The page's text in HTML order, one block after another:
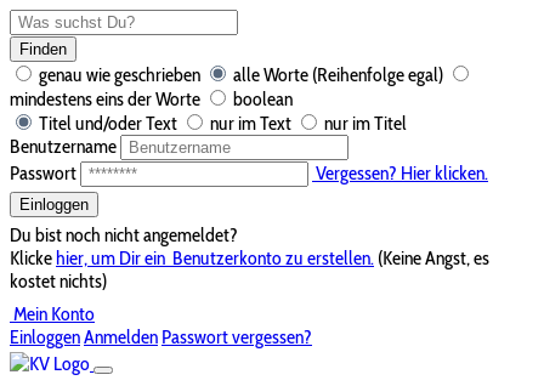
Finden
genau wie geschrieben
alle Worte (Reihenfolge egal)
mindestens eins der Worte
boolean
Titel und/oder Text
nur im Text
nur im Titel
Benutzername
Passwort
Vergessen? Hier klicken.
Einloggen
Du bist noch nicht angemeldet?
Klickehier, um Dir ein Benutzerkonto zu erstellen. (Keine Angst, es
kostet nichts)
Mein Konto
EinloggenAnmelden Passwort vergessen?